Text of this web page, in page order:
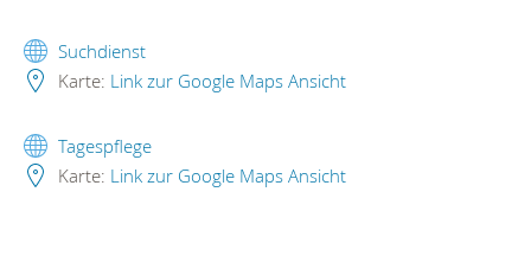
Suchdienst
Karte: Link zur Google Maps Ansicht
Tagespflege
Karte: Link zur Google Maps Ansicht